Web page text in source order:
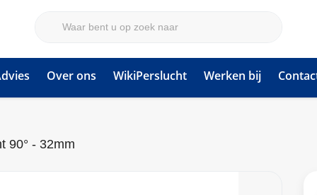
Over ons WikiPerslucht Werken bij
90° - 32mm